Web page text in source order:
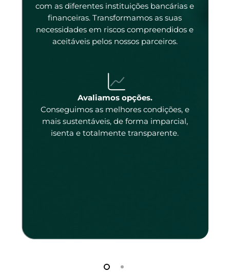
com as diferentes instituições bancárias e
financeiras. Transformamos as suas
necessidades em riscos compreendidos e
aceitáveis pelos nossos parceiros.
Avaliamos opções.
Conseguimos as melhores condições, e
mais sustentáveis, de forma imparcial,
isenta e totalmente transparente.